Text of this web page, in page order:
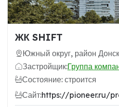
ЖК SHIFT
Южный округ, район
Застройщик:Группа
Состояние: строится
Сайт:https://pioneer.ru/